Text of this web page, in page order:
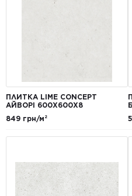
ПЛИТКА LIME CONCEPT
АЙВОРІ 600Х600Х8
849 грн/м²